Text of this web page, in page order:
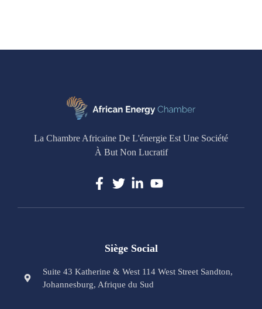
La Chambre Africaine De L'énergie Est Une Société
À But Non Lucratif
Siège Social
Suite 43 Katherine & West 114 West Street Sandton,
Johannesburg, Afrique du Sud